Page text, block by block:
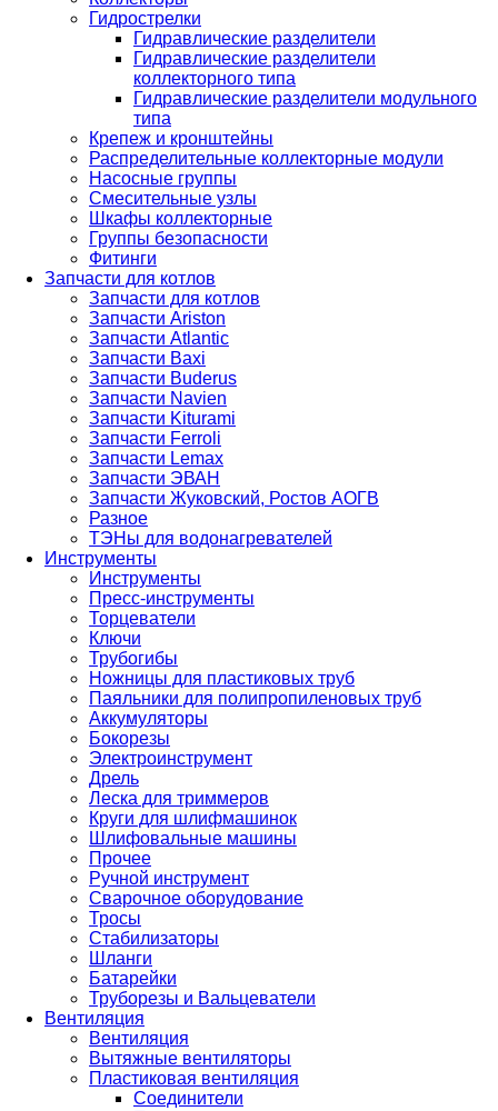
Гидрострелки
Гидравлические разделители
Гидравлические разделители
коллекторного типа
Гидравлические разделители модульного
типа
Крепеж и кронштейны
Распределительные коллекторные модули
Насосные группы
Смесительные узлы
Шкафы коллекторные
Группы безопасности
Фитинги
Запчасти для котлов
Запчасти для котлов
Запчасти Ariston
Запчасти Atlantic
Запчасти Baxi
Запчасти Buderus
Запчасти Navien
Запчасти Kiturami
Запчасти Ferroli
Запчасти Lemax
Запчасти ЭВАН
Запчасти Жуковский, Ростов АОГВ
Разное
ТЭНы для водонагревателей
Инструменты
Инструменты
Пресс-инструменты
Торцеватели
Ключи
Трубогибы
Ножницы для пластиковых труб
Паяльники для полипропиленовых труб
Аккумуляторы
Бокорезы
Электроинструмент
Дрель
Леска для триммеров
Круги для шлифмашинок
Шлифовальные машины
Прочее
Ручной инструмент
Сварочное оборудование
Тросы
Стабилизаторы
Шланги
Батарейки
Труборезы и Вальцеватели
Вентиляция
Вентиляция
Вытяжные вентиляторы
Пластиковая вентиляция
Соединители